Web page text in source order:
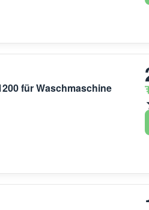
für Waschmaschine